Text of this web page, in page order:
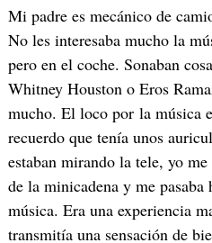
Mi padre es mecánico de
No les interesaba mucho la
pero en el coche. Sonaban
Whitney Houston o Eros
mucho. El loco por la música
recuerdo que tenía unos
estaban mirando la tele, yo
de la minicadena y me pasaba
música. Era una experiencia
transmitía una sensación de